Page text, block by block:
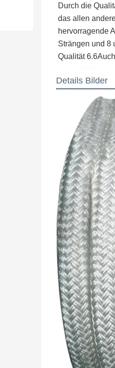
Durch die
das allen
hervorragende
Strängen und 8
Qualität
Details Bilder